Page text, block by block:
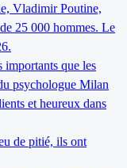
Vladimir Poutine,
25 000 hommes. Le
importants que les
psychologue Milan
et heureux dans
de pitié, ils ont